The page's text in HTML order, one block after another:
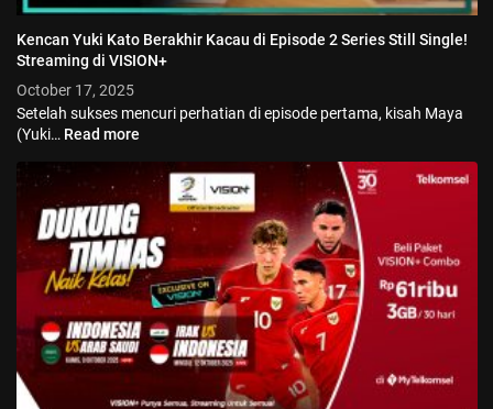
Kencan Yuki Kato Berakhir Kacau di Episode 2 Series Still Single!
Streaming di VISION+
October 17, 2025
Setelah sukses mencuri perhatian di episode pertama, kisah Maya
(Yuki… Read more